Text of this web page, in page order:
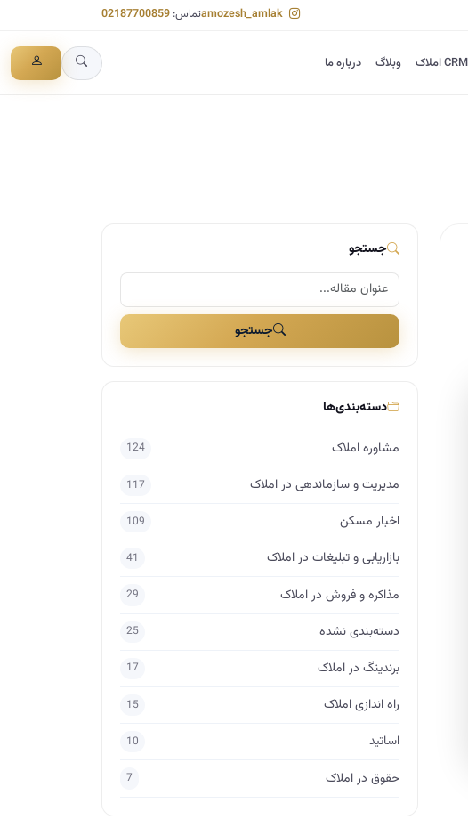
تماس: 02187700859
CRM املاک وبلاگ درباره ما
جستجو
جستجو
دسته‌بندی‌ها
مشاوره املاک 124
مدیریت و سازماندهی در املاک 117
اخبار مسکن 109
بازاریابی و تبلیغات در املاک 41
مذاکره و فروش در املاک 29
دسته‌بندی نشده 25
برندینگ در املاک 17
راه اندازی املاک 15
اساتید 10
حقوق در املاک 7